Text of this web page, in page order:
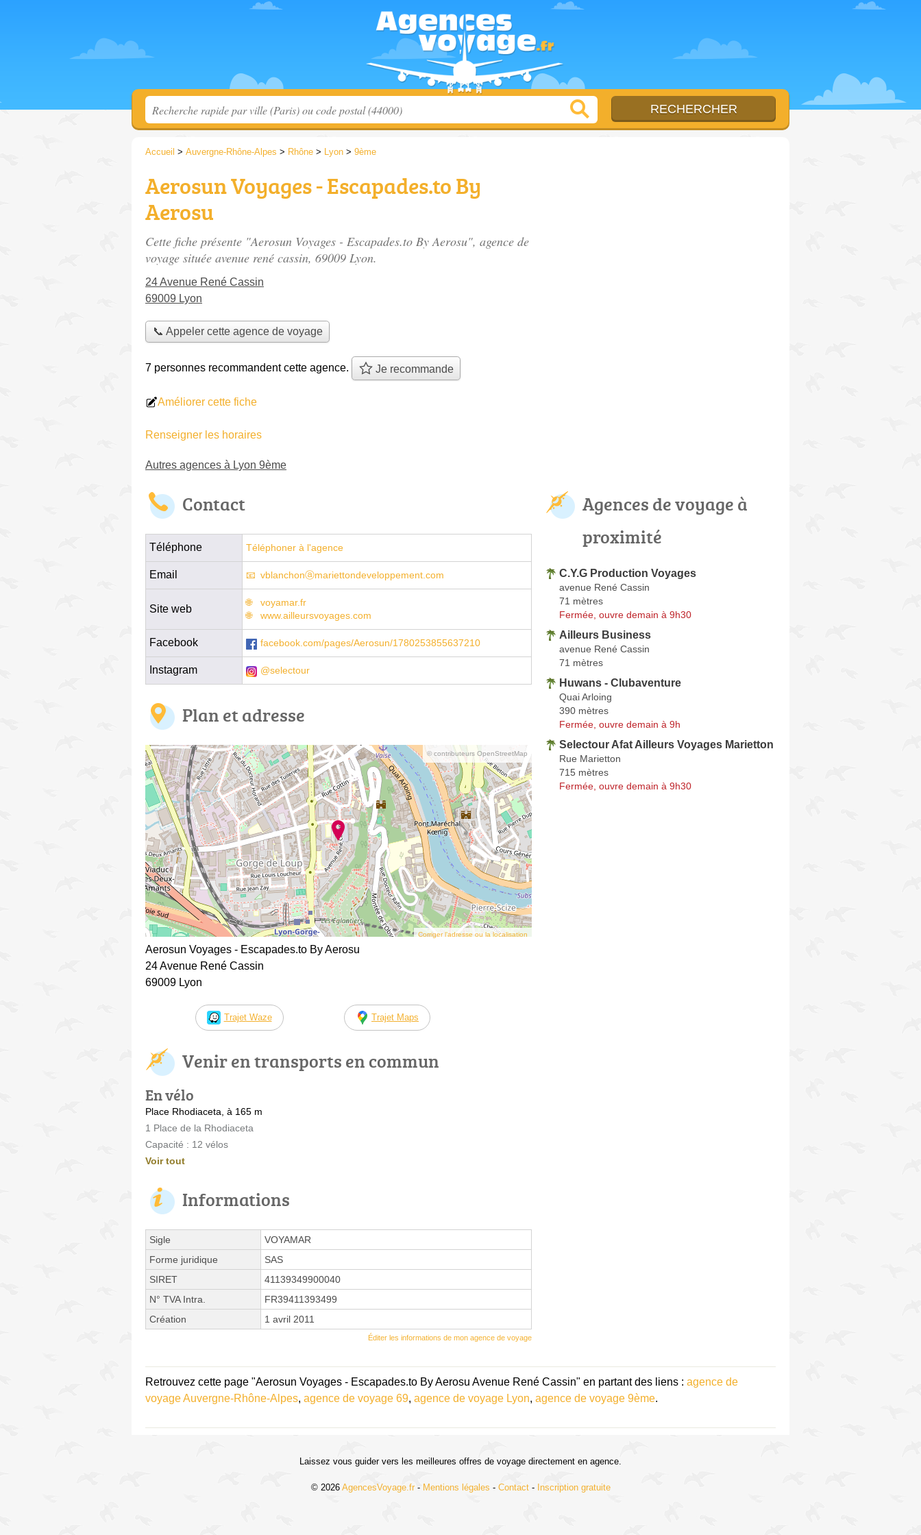
Accueil > Auvergne-Rhône-Alpes > Rhône > Lyon > 9ème
Aerosun Voyages - Escapades.to By
Aerosu
Cette fiche présente "Aerosun Voyages - Escapades.to By Aerosu", agence de
voyage située avenue rené cassin, 69009 Lyon.
24 Avenue René Cassin
69009 Lyon
📞 Appeler cette agence de voyage
7 personnes recommandentcette agence. Je recommande
Améliorer cette fiche
Renseigner les horaires
Autres agences à Lyon 9ème
Contact
Téléphone Téléphoner à l'agence
Email vblanchonⓐmariettondeveloppement.com
Site web
voyamar.fr
www.ailleursvoyages.com
Facebook facebook.com/pages/Aerosun/1780253855637210
Instagram @selectour
Plan et adresse
© contributeurs OpenStreetMap
Corriger l’adresse ou la localisation
Aerosun Voyages - Escapades.to By Aerosu
24 Avenue René Cassin
69009 Lyon
Trajet Waze Trajet Maps
Venir en transports en commun
En vélo
Place Rhodiaceta, à 165 m
1 Place de la Rhodiaceta
Capacité : 12 vélos
Voir tout
Informations
Sigle
VOYAMAR
Forme juridique
SAS
SIRET
41139349900040
N° TVA Intra.
FR39411393499
Création
1 avril 2011
Éditer les informations de mon agence de voyage
Agences de voyage à
proximité
C.Y.G Production Voyages
avenue René Cassin
71 mètres
Fermée, ouvre demain à 9h30
Ailleurs Business
avenue René Cassin
71 mètres
Huwans - Clubaventure
Quai Arloing
390 mètres
Fermée, ouvre demain à 9h
Selectour Afat Ailleurs Voyages Marietton
Rue Marietton
715 mètres
Fermée, ouvre demain à 9h30
Retrouvez cette page "Aerosun Voyages - Escapades.to By Aerosu Avenue René Cassin" en partant des liens : agence de
voyage Auvergne-Rhône-Alpes, agence de voyage 69, agence de voyage Lyon, agence de voyage 9ème.
Laissez vous guider vers les meilleures offres de voyage directement en agence.
© 2026 AgencesVoyage.fr - Mentions légales - Contact- Inscription gratuite